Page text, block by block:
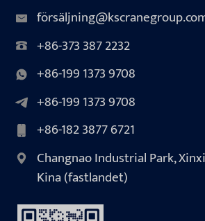
+86-373 387 2232
+86-199 1373 9708
+86-199 1373 9708
+86-182 3877 6721
Changnao Industrial Park,
Kina (fastlandet)